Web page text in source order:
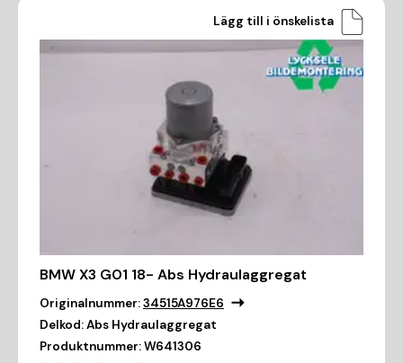
Lägg till i önskelista
BMW X3 G01 18- Abs Hydraulaggregat
Originalnummer:34515A976E6
Delkod:Abs Hydraulaggregat
Produktnummer:W641306